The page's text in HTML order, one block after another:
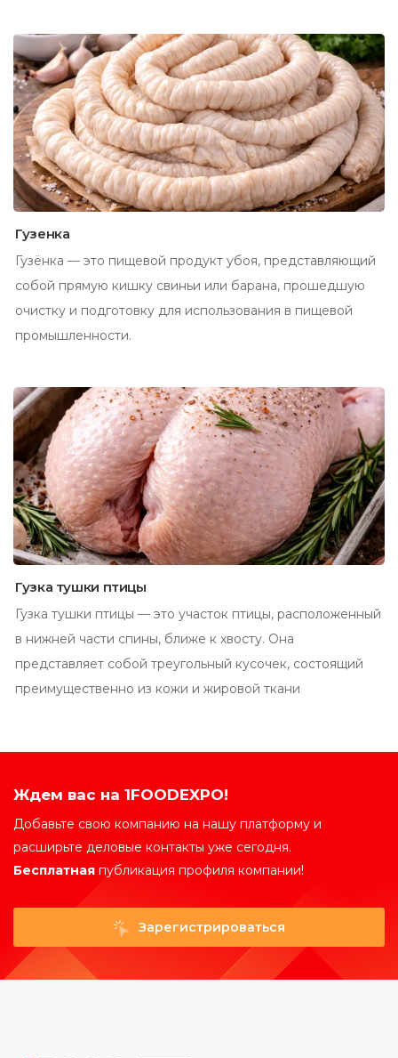
Гузенка
Гузёнка — это пищевой продукт убоя, представляющий
собой прямую кишку свиньи или барана, прошедшую
очистку и подготовку для использования в пищевой
промышленности.
Гузка тушки птицы
Гузка тушки птицы — это участок птицы, расположенный
в нижней части спины, ближе к хвосту. Она
представляет собой треугольный кусочек, состоящий
преимущественно из кожи и жировой ткани
Ждем вас на 1FOODEXPO!
Добавьте свою компанию на нашу платформу и
расширьте деловые контакты уже сегодня.
Бесплатная публикация профиля компании!
Зарегистрироваться